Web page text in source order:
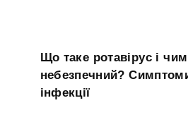
Що таке ротавірус і чим
небезпечний?
інфекції